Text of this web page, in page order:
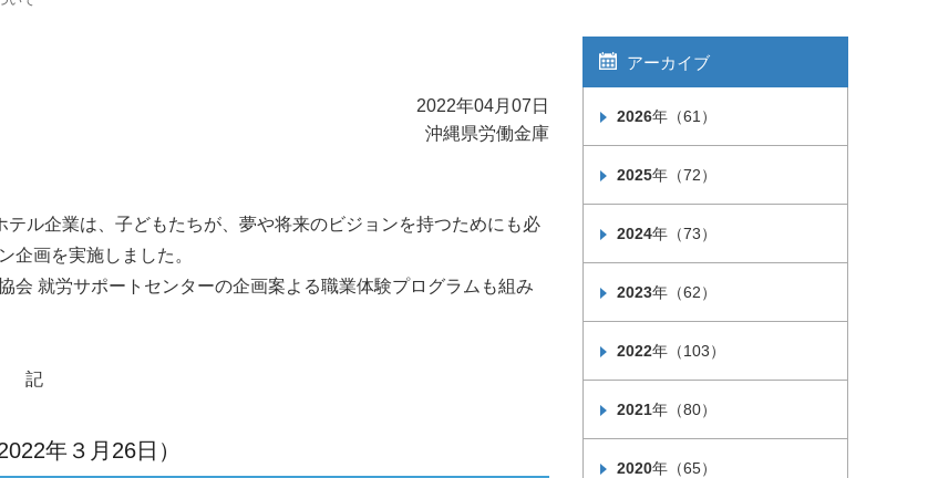
2022年04月07日
沖縄県労働金庫
テル企業は、子どもたちが、夢や将来のビジョンを持つためにも必
企画を実施しました。
就労サポートセンターの企画案よる職業体験プログラムも組み
記
年３月26日）
アーカイブ
2026年（61）
2025年（72）
2024年（73）
2023年（62）
2022年（103）
2021年（80）
2020年（65）